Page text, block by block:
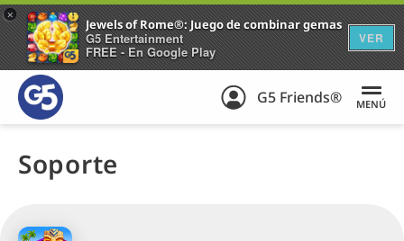
Jewels of Rome®: Juego de combinar gemas
G5 Entertainment
FREE - En Google Play
VER
+
G5 Friends® MENÚ
Soporte